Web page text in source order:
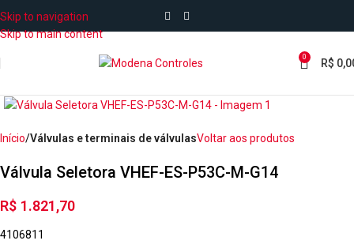
Skip to navigation
Skip to main content
0 R$
Início Válvulas e terminais de válvulasVoltar aos produtos
Válvula Seletora VHEF-ES-P53C-M-G14
R$ 1.821,70
4106811